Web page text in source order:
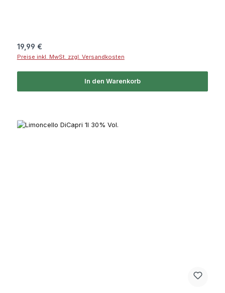
Regulärer Preis:
19,99 €
Preise inkl. MwSt. zzgl. Versandkosten
In den Warenkorb